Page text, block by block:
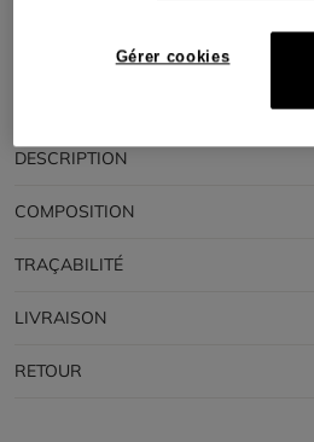
Payez en 4 fois sans frais avec
DESCRIPTION
COMPOSITION
TRAÇABILITÉ
LIVRAISON
RETOUR
Gérer cookies